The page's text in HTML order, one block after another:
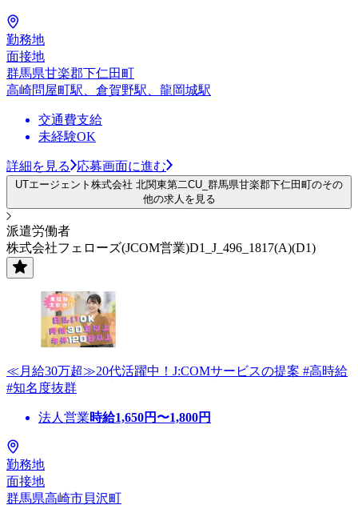
勤務地
面接地
群馬県甘楽郡下仁田町
高崎問屋町駅、倉賀野駅、龍岡城駅
交通費支給
未経験OK
詳細を見る 応募画面に進む
UTエージェント株式会社 北関東第二CU_群馬県甘楽郡下仁田町のその
他の求人を見る
派遣労働者
株式会社フェローズ(JCOM営業)D1_J_496_1817(A)(D1)
≪月給30万超≫20代活躍中！J:COMサービスの提案 #高時給
#知名度抜群
法人営業時給1,650円〜1,800円
勤務地
面接地
群馬県高崎市貝沢町